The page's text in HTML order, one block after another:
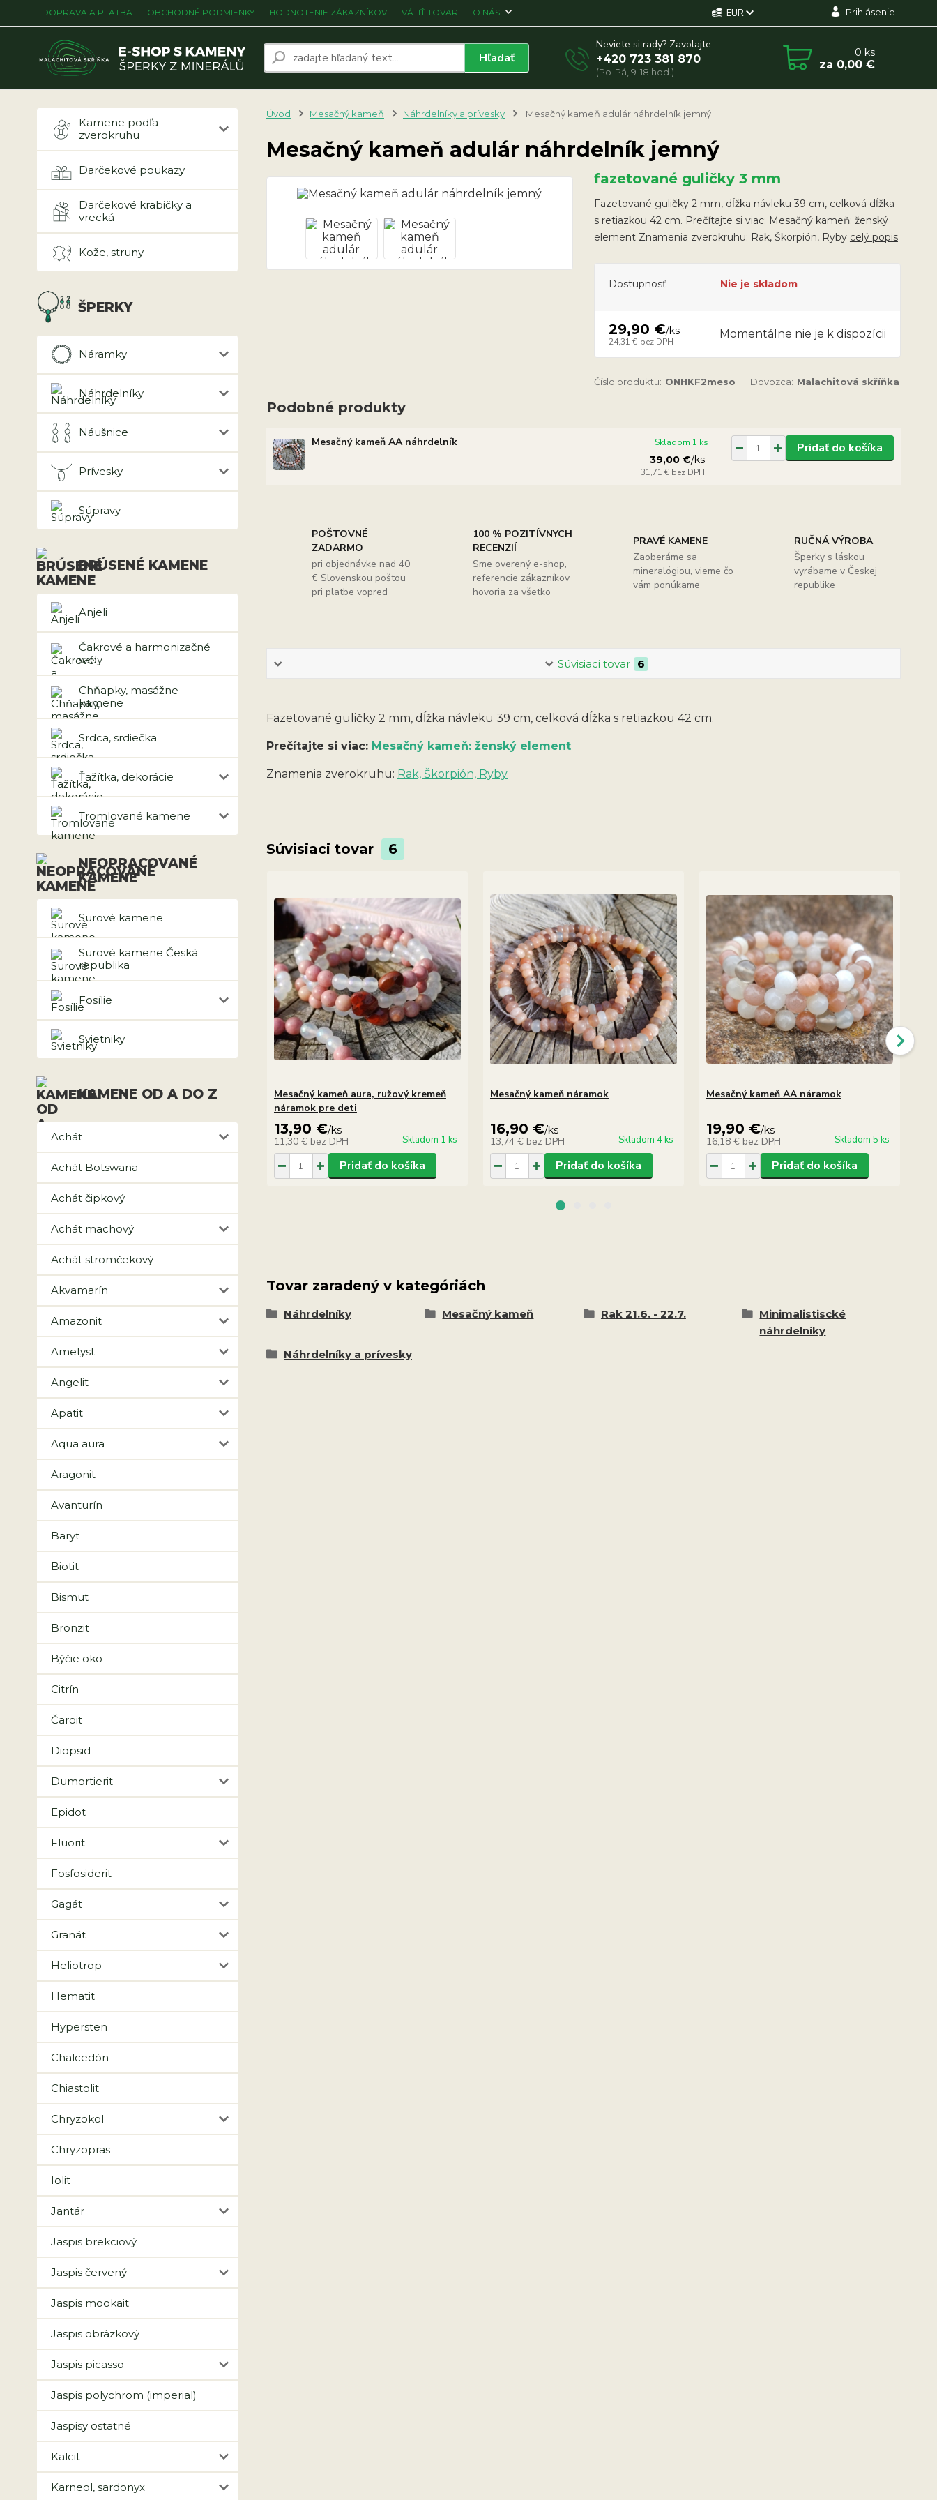
DOPRAVA A PLATBA OBCHODNÉ PODMIENKY HODNOTENIE ZÁKAZNÍKOV VÁTIŤ TOVAR O NÁS EUR Prihlásenie
Hľadať
Neviete si rady? Zavolajte.
+420 723 381 870
(Po-Pá, 9-18 hod.)
0 ks
za 0,00 €
Kamene podľa
zverokruhu
Darčekové poukazy
Darčekové krabičky a
vrecká
Kože, struny
ŠPERKY
Náramky
Náhrdelníky
Náušnice
Prívesky
Súpravy
BRÚSENÉ KAMENE
Anjeli
Čakrové a harmonizačné
sady
Chňapky, masážne
kamene
Srdca, srdiečka
Ťažítka, dekorácie
Tromlované kamene
NEOPRACOVANÉ
KAMENE
Surové kamene
Surové kamene Česká
republika
Fosílie
Svietniky
KAMENE OD A DO Z
Achát
Achát Botswana
Achát čipkový
Achát machový
Achát stromčekový
Akvamarín
Amazonit
Ametyst
Angelit
Apatit
Aqua aura
Aragonit
Avanturín
Baryt
Biotit
Bismut
Bronzit
Býčie oko
Citrín
Čaroit
Diopsid
Dumortierit
Epidot
Fluorit
Fosfosiderit
Gagát
Granát
Heliotrop
Hematit
Hypersten
Chalcedón
Chiastolit
Chryzokol
Chryzopras
Iolit
Jantár
Jaspis brekciový
Jaspis červený
Jaspis mookait
Jaspis obrázkový
Jaspis picasso
Jaspis polychrom (imperial)
Jaspisy ostatné
Kalcit
Karneol, sardonyx
Úvod Mesačný kameň Náhrdelníky a prívesky Mesačný kameň adulár náhrdelník jemný
Mesačný kameň adulár náhrdelník jemný
fazetované guličky 3 mm
Fazetované guličky 2 mm, dĺžka návleku 39 cm, celková dĺžka
s retiazkou 42 cm. Prečítajte si viac: Mesačný kameň: ženský
element Znamenia zverokruhu: Rak, Škorpión, Ryby celý popis
Dostupnosť Nie je skladom
29,90 €/ks
24,31 € bez DPH
Momentálne nie je k dispozícii
Číslo produktu: ONHKF2meso Dovozca: Malachitová skříňka
Podobné produkty
Mesačný kameň AA náhrdelník
39,00 €/ks
31,71 € bez DPH
Skladom 1 ks Pridať do košíka
POŠTOVNÉ
ZADARMO
pri objednávke nad 40
€ Slovenskou poštou
pri platbe vopred
100 % POZITÍVNYCH
RECENZIÍ
Sme overený e-shop,
referencie zákazníkov
hovoria za všetko
PRAVÉ KAMENE
Zaoberáme sa
mineralógiou, vieme čo
vám ponúkame
RUČNÁ VÝROBA
Šperky s láskou
vyrábame v Českej
republike
Súvisiaci tovar 6
Fazetované guličky 2 mm, dĺžka návleku 39 cm, celková dĺžka s retiazkou 42 cm.
Prečítajte si viac: Mesačný kameň: ženský element
Znamenia zverokruhu: Rak, Škorpión, Ryby
Súvisiaci tovar 6
Mesačný kameň aura, ružový kremeň
náramok pre deti
13,90 €/ks
11,30 € bez DPH Skladom 1 ks
Pridať do košíka
Mesačný kameň náramok
16,90 €/ks
13,74 € bez DPH Skladom 4 ks
Pridať do košíka
Mesačný kameň AA náramok
19,90 €/ks
16,18 € bez DPH Skladom 5 ks
Pridať do košíka
Tovar zaradený v kategóriách
Náhrdelníky Mesačný kameň Rak 21.6. - 22.7.
Minimalistiscké
náhrdelníky
Náhrdelníky a prívesky